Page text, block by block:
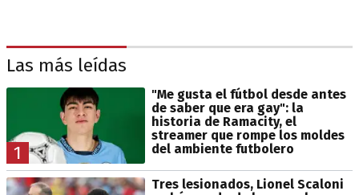
Las más leídas
1
"Me gusta el fútbol desde antes
de saber que era gay": la
historia de Ramacity, el
streamer que rompe los moldes
del ambiente futbolero
Tres lesionados, Lionel Scaloni